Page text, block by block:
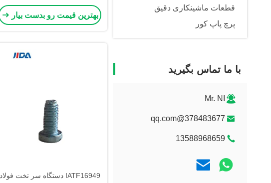
قطعات ماشینکاری دقیق
پرچ پاپ کور
با ما تماس بگیرید
Mr. NI
378483677@qq.com
13588968659
بهترین قیمت رو بدست بیار
IATF16949 دستگاه سر تخت فولاد